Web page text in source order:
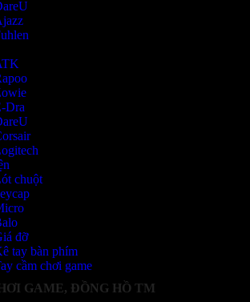
Dra
chuột
đỡ
tay bàn phím
cầm chơi game
GAME, ĐỒNG HỒ TM